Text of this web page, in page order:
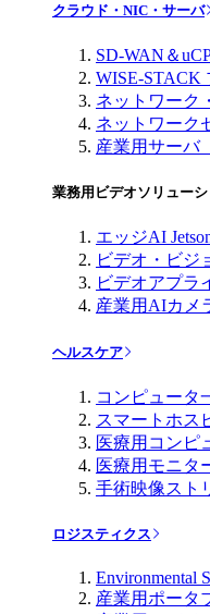
クラウド・NIC・サーバ
SD-WAN＆
WISE-STACK
ネットワーク
ネットワーク
産業用サーバ
業務用ビデオソリュー
エッジAI
ビデオ・ビジ
ビデオアプラ
産業用AIカメ
ヘルスケア
コンピュータ
スマートホス
医療用コンピ
医療用モニタ
手術映像スト
ロジスティクス
Environmental
産業用ポータ